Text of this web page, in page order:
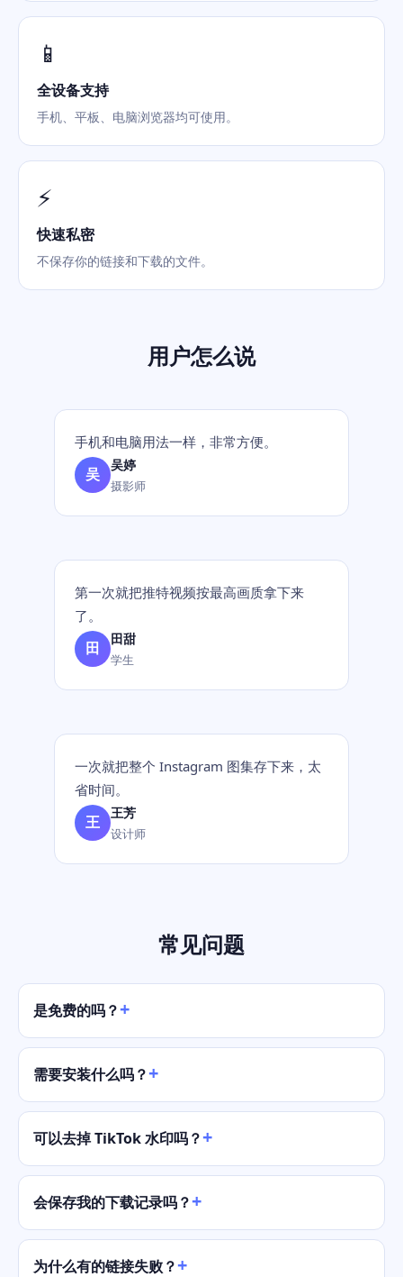
📱
全设备支持
手机、平板、电脑浏览器均可使用。
⚡
快速私密
不保存你的链接和下载的文件。
用户怎么说
手机和电脑用法一样，非常方便。
吴 吴婷
摄影师
第一次就把推特视频按最高画质拿下来
了。
田 田甜
学生
一次就把整个 Instagram 图集存下来，太
省时间。
王 王芳
设计师
常见问题
是免费的吗？
需要安装什么吗？
可以去掉 TikTok 水印吗？
会保存我的下载记录吗？
为什么有的链接失败？